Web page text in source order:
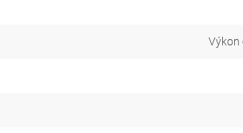
Výkon